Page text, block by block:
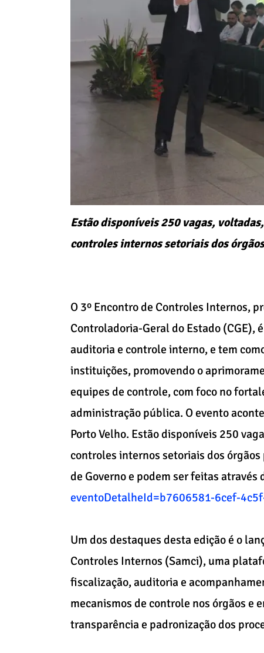
Estão disponíveis 250 vagas,
controles internos setoriais dos
O 3º Encontro de Controles Internos,
Controladoria-Geral do Estado (CGE),
auditoria e controle interno, e tem
instituições, promovendo o
equipes de controle, com foco no
administração pública. O evento
Porto Velho. Estão disponíveis 250
controles internos setoriais dos
de Governo e podem ser feitas através
eventoDetalheId=b7606581-6cef-
Um dos destaques desta edição é o
Controles Internos (Samci), uma
fiscalização, auditoria e
mecanismos de controle nos órgãos e
transparência e padronização dos